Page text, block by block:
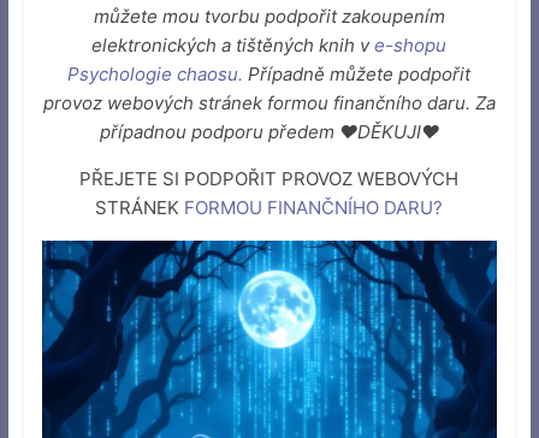
můžete mou tvorbu podpořit zakoupením
elektronických a tištěných knih ve-shopu
Psychologie chaosu. Případně můžete podpořit
provoz webových stránek formou finančního daru. Za
případnou podporu předem ♥DĚKUJI♥
PŘEJETE SI PODPOŘIT PROVOZ WEBOVÝCH
STRÁNEK FORMOU FINANČNÍHO DARU?